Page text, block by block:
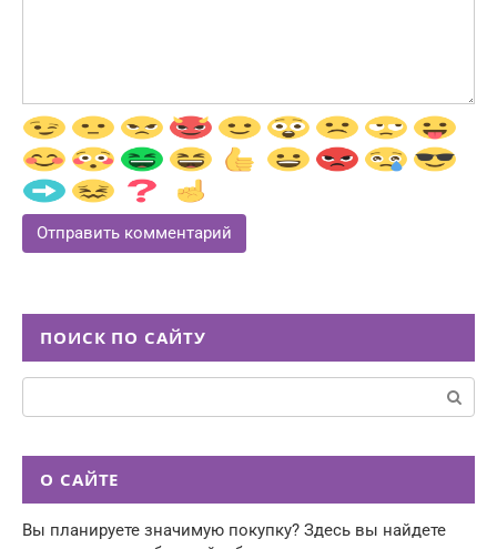
ПОИСК ПО САЙТУ
Поиск:
О САЙТЕ
Вы планируете значимую покупку? Здесь вы найдете